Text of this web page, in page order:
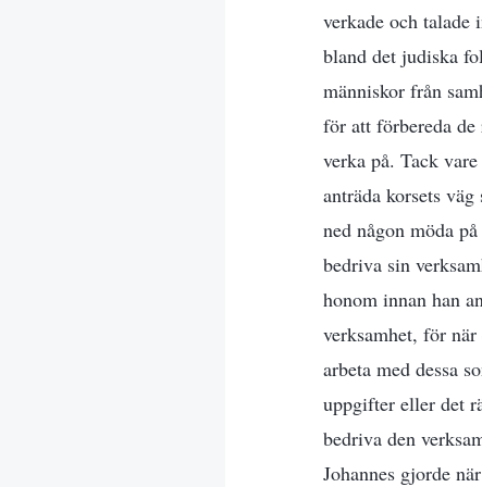
verkade och
bland det judiska
människor från
för att förbereda
verka på. Tack
anträda korsets
ned någon möda
bedriva sin
honom innan han
verksamhet, för
arbeta med dessa
uppgifter eller det
bedriva den
Johannes gjorde